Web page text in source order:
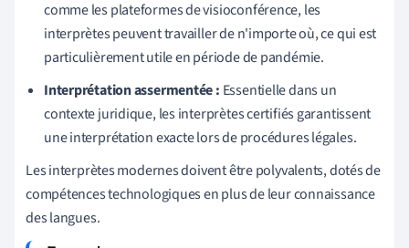
comme les plateformes de visioconférence, les
interprètes peuvent travailler de n'importe où, ce qui est
particulièrement utile en période de pandémie.
Interprétation assermentée : Essentielle dans un
contexte juridique, les interprètes certifiés garantissent
une interprétation exacte lors de procédures légales.
Les interprètes modernes doivent être polyvalents, dotés de
compétences technologiques en plus de leur connaissance
des langues.